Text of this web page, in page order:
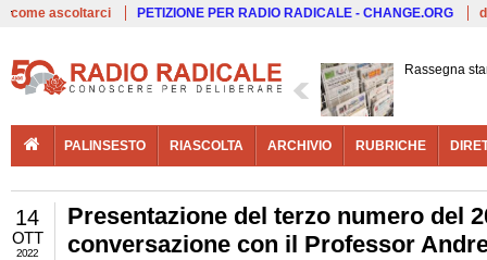
come ascoltarci PETIZIONE PER RADIO RADICALE - CHANGE.ORG
Rassegna
PALINSESTO RIASCOLTA ARCHIVIO RUBRICHE
14
OTT
2022
Presentazione del terzo numero del
conversazione con il Professor